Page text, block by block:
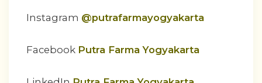
Instagram @putrafarmayogyakarta
Facebook Putra Farma Yogyakarta